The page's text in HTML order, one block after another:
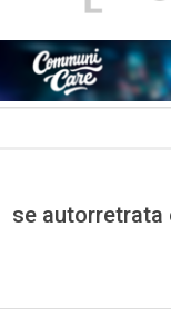
se autorretrata